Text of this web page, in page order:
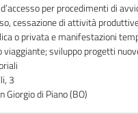
per procedimenti di
cessazione di attività
o privata e manifestazioni
viaggiante; sviluppo progetti
3
Giorgio di Piano (BO)